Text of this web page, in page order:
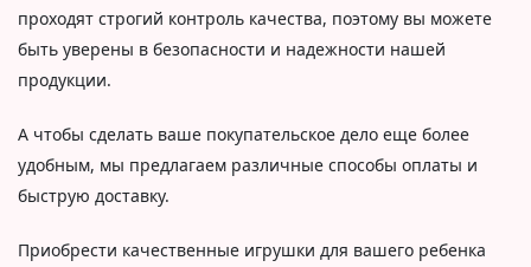
проходят строгий контроль качества, поэтому вы можете
быть уверены в безопасности и надежности нашей
продукции.
А чтобы сделать ваше покупательское дело еще более
удобным, мы предлагаем различные способы оплаты и
быструю доставку.
Приобрести качественные игрушки для вашего ребенка